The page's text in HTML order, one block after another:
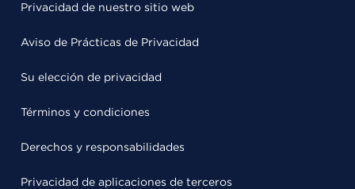
Privacidad de nuestro sitio web
Aviso de Prácticas de Privacidad
Su elección de privacidad
Términos y condiciones
Derechos y responsabilidades
Privacidad de aplicaciones de terceros